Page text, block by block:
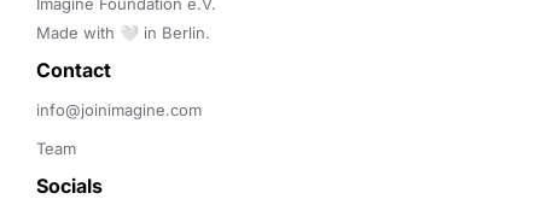
Made with 🤍 in Berlin.
Contact
info@joinimagine.com
Team
Socials